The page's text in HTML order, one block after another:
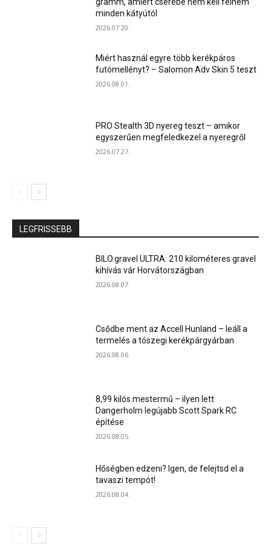
gramm, amiért cserébe nem kell félnem
minden kátyútól
2026.07.20.
Miért használ egyre több kerékpáros
futómellényt? – Salomon Adv Skin 5 teszt
2026.08.01.
PRO Stealth 3D nyereg teszt – amikor
egyszerűen megfeledkezel a nyeregről
2026.07.27.
LEGFRISSEBB
BILO.gravel ULTRA: 210 kilométeres gravel
kihívás vár Horvátországban
2026.08.07.
Csődbe ment az Accell Hunland – leáll a
termelés a tószegi kerékpárgyárban
2026.08.06.
8,99 kilós mestermű – ilyen lett
Dangerholm legújabb Scott Spark RC
építése
2026.08.05.
Hőségben edzeni? Igen, de felejtsd el a
tavaszi tempót!
2026.08.04.